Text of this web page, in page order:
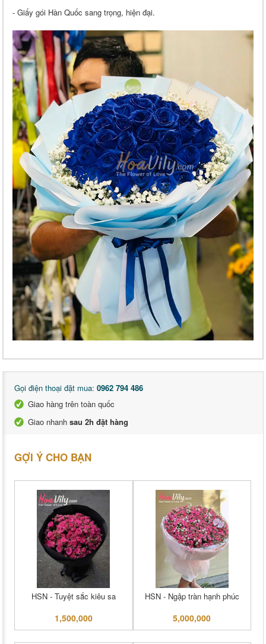
- Giấy gói Hàn Quốc sang trọng, hiện đại.
Gọi điện thoại đặt mua: 0962 794 486
Giao hàng trên toàn quốc
Giao nhanh sau 2h đặt hàng
GỢI Ý CHO BẠN
HSN - Tuyệt sắc kiêu sa
1,500,000
HSN - Ngập tràn hạnh phúc
5,000,000